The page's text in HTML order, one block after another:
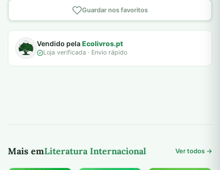
Guardar nos favoritos
Vendido pelaEcolivros.pt
Loja verificada · Envio rápido
Mais emLiteratura Internacional Ver todos →